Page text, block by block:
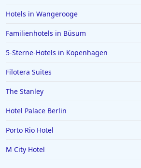
Hotels in Wangerooge
Familienhotels in Büsum
5-Sterne-Hotels in Kopenhagen
Filotera Suites
The Stanley
Hotel Palace Berlin
Porto Rio Hotel
M City Hotel